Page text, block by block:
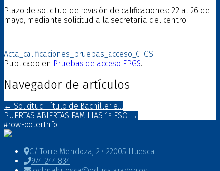
Compartir
Plazo de solicitud de revisión de calificaciones: 22 al 26 de
mayo, mediante solicitud a la secretaría del centro.
Acta_calificaciones_pruebas_acceso_CFGS
Publicado en Pruebas de acceso FPGS.
Navegador de artículos
← Solicitud Título de Bachiller e…
PUERTAS ABIERTAS FAMILIAS 1º ESO →
#rowFooterInfo
C/ Torre Mendoza, 2 • 22005 Huesca
974 244 834